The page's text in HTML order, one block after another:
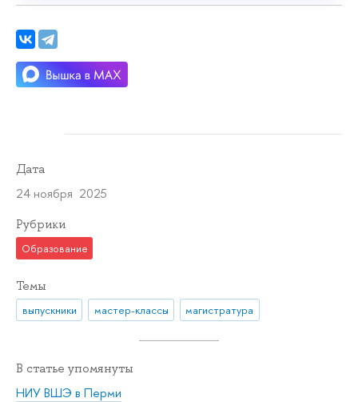
Дата
24 ноября 2025
Рубрики
Образование
Темы
выпускники мастер-классы магистратура
В статье упомянуты
НИУ ВШЭ в Перми